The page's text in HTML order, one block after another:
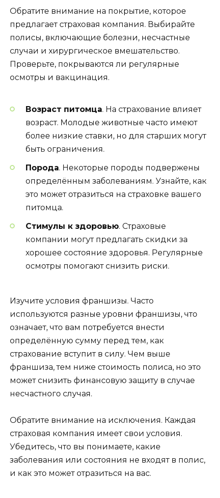
Обратите внимание на покрытие, которое
предлагает страховая компания. Выбирайте
полисы, включающие болезни, несчастные
случаи и хирургическое вмешательство.
Проверьте, покрываются ли регулярные
осмотры и вакцинация.
Возраст питомца. На страхование влияет
возраст. Молодые животные часто имеют
более низкие ставки, но для старших могут
быть ограничения.
Порода. Некоторые породы подвержены
определённым заболеваниям. Узнайте, как
это может отразиться на страховке вашего
питомца.
Стимулы к здоровью. Страховые
компании могут предлагать скидки за
хорошее состояние здоровья. Регулярные
осмотры помогают снизить риски.
Изучите условия франшизы. Часто
используются разные уровни франшизы, что
означает, что вам потребуется внести
определённую сумму перед тем, как
страхование вступит в силу. Чем выше
франшиза, тем ниже стоимость полиса, но это
может снизить финансовую защиту в случае
несчастного случая.
Обратите внимание на исключения. Каждая
страховая компания имеет свои условия.
Убедитесь, что вы понимаете, какие
заболевания или состояния не входят в полис,
и как это может отразиться на вас.